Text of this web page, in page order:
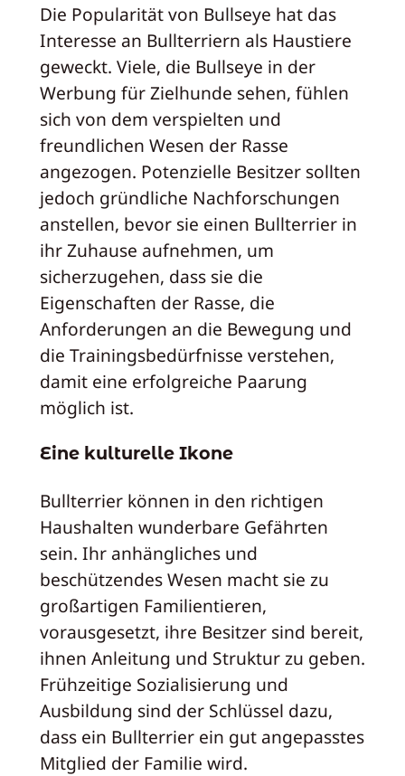
Die Popularität von Bullseye hat das
Interesse an Bullterriern als Haustiere
geweckt. Viele, die Bullseye in der
Werbung für Zielhunde sehen, fühlen
sich von dem verspielten und
freundlichen Wesen der Rasse
angezogen. Potenzielle Besitzer sollten
jedoch gründliche Nachforschungen
anstellen, bevor sie einen Bullterrier in
ihr Zuhause aufnehmen, um
sicherzugehen, dass sie die
Eigenschaften der Rasse, die
Anforderungen an die Bewegung und
die Trainingsbedürfnisse verstehen,
damit eine erfolgreiche Paarung
möglich ist.
Eine kulturelle Ikone
Bullterrier können in den richtigen
Haushalten wunderbare Gefährten
sein. Ihr anhängliches und
beschützendes Wesen macht sie zu
großartigen Familientieren,
vorausgesetzt, ihre Besitzer sind bereit,
ihnen Anleitung und Struktur zu geben.
Frühzeitige Sozialisierung und
Ausbildung sind der Schlüssel dazu,
dass ein Bullterrier ein gut angepasstes
Mitglied der Familie wird.